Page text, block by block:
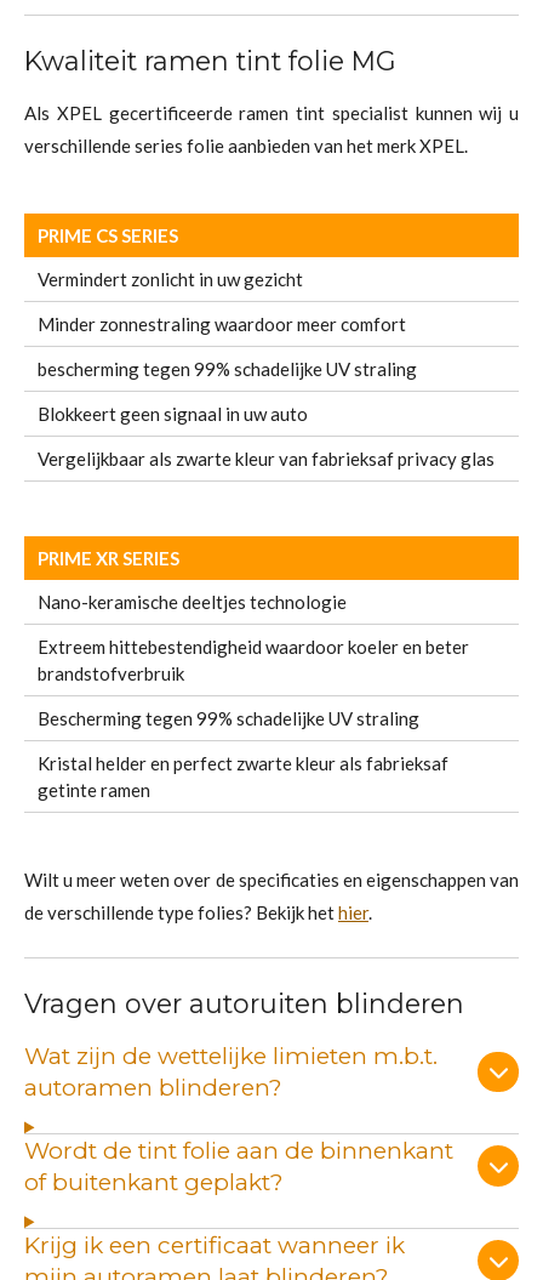
Kwaliteit ramen tint folie MG
Als XPEL gecertificeerde ramen tint specialist kunnen wij u
verschillende series folie aanbieden van het merk XPEL.
PRIME CS SERIES
Vermindert zonlicht in uw gezicht
Minder zonnestraling waardoor meer comfort
bescherming tegen 99% schadelijke UV straling
Blokkeert geen signaal in uw auto
Vergelijkbaar als zwarte kleur van fabrieksaf privacy glas
PRIME XR SERIES
Nano-keramische deeltjes technologie
Extreem hittebestendigheid waardoor koeler en beter
brandstofverbruik
Bescherming tegen 99% schadelijke UV straling
Kristal helder en perfect zwarte kleur als fabrieksaf
getinte ramen
Wilt u meer weten over de specificaties en eigenschappen van
de verschillende type folies? Bekijk hethier.
Vragen over autoruiten blinderen
Wat zijn de wettelijke limieten m.b.t.
autoramen blinderen?
Wordt de tint folie aan de binnenkant
of buitenkant geplakt?
Krijg ik een certificaat wanneer ik